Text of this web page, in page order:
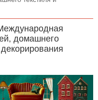
домашнего